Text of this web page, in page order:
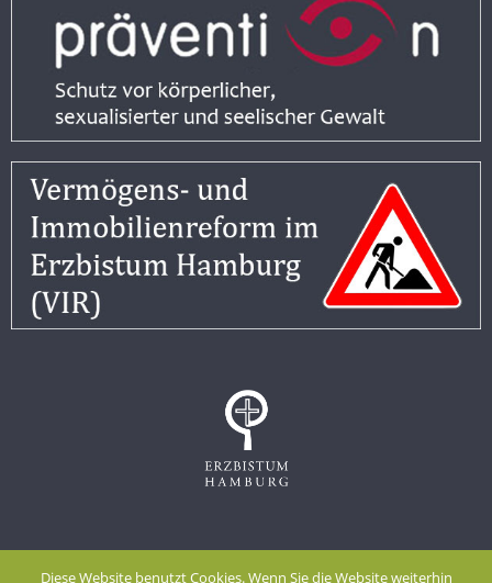
Impressum
Datenschutzerklärung
Diese Website benutzt Cookies. Wenn Sie die Website weiterhin